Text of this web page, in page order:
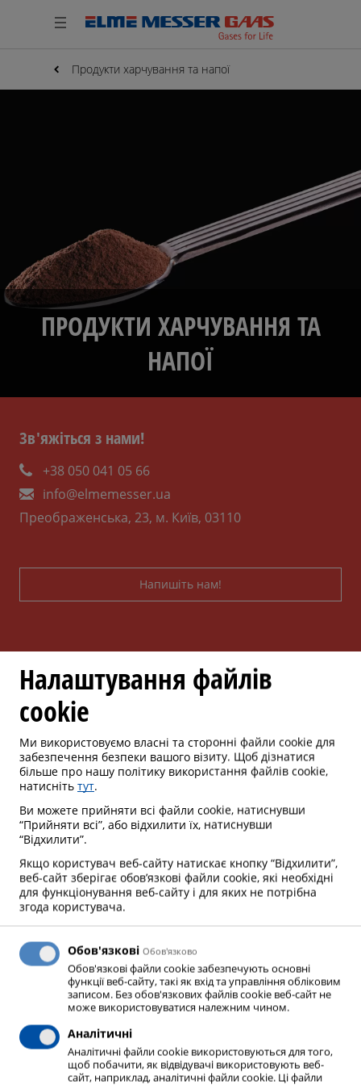
Продукти харчування та напої
ПРОДУКТИ ХАРЧУВАННЯ ТА
НАПОЇ
Зв'яжіться з нами!
+38 050 041 05 66
info@elmemesser.ua
Преображенська, 23, м. Київ, 03110
Напишіть нам!
Ключові переваги
Налаштування файлів
cookie
Ми використовуємо власні та сторонні файли cookie для
забезпечення безпеки вашого візиту. Щоб дізнатися
більше про нашу політику використання файлів cookie,
натисніть тут.
Ви можете прийняти всі файли cookie, натиснувши
“Прийняти всі”, або відхилити їх, натиснувши
“Відхилити”.
Якщо користувач веб-сайту натискає кнопку “Відхилити”,
веб-сайт зберігає обов’язкові файли cookie, які необхідні
для функціонування веб-сайту і для яких не потрібна
згода користувача.
Обов'язкові Oбов'язково
Обов'язкові файли cookie забезпечують основні
функції веб-сайту, такі як вхід та управління обліковим
записом. Без обов'язкових файлів cookie веб-сайт не
може використовуватися належним чином.
Аналітичні
Аналітичні файли cookie використовуються для того,
щоб побачити, як відвідувачі використовують веб-
сайт, наприклад, аналітичні файли cookie. Ці файли